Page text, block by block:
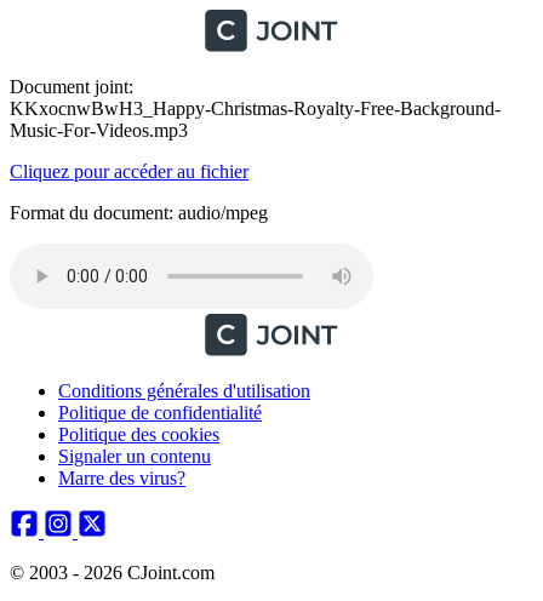
Document joint:
KKxocnwBwH3_Happy-Christmas-Royalty-Free-Background-
Music-For-Videos.mp3
Cliquez pour accéder au fichier
Format du document: audio/mpeg
Conditions générales d'utilisation
Politique de confidentialité
Politique des cookies
Signaler un contenu
Marre des virus?
© 2003 - 2026 CJoint.com